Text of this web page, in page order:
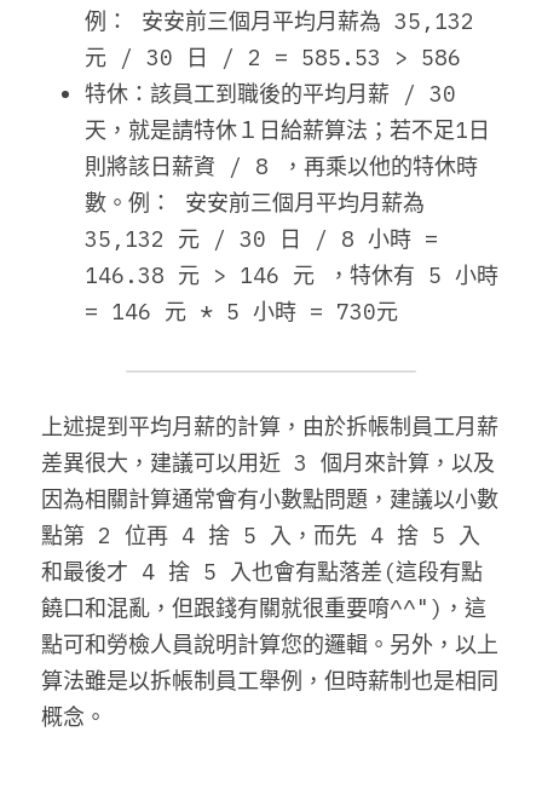
例： 安安前三個月平均月薪為 35,132
元 / 30 日 / 2 = 585.53 > 586
特休： 該員工到職後的平均月薪 / 30
天，就是請特休１日給薪算法；若不足1日
則將該日薪資 / 8 ，再乘以他的特休時
數。 例： 安安前三個月平均月薪為
35,132 元 / 30 日 / 8 小時 =
146.38 元 > 146 元 ，特休有 5 小時
= 146 元 * 5 小時 = 730元
上述提到平均月薪的計算， 由於拆帳制員工月薪
差異很大， 建議可以用近 3 個月來計算，以及
因為相關計算通常會有小數點問題，建議以小數
點第 2 位再 4 捨 5 入，而先 4 捨 5 入
和最後才 4 捨 5 入也會有點落差(這段有點
饒口和混亂，但跟錢有關就很重要唷^^")， 這
點可和勞檢人員說明計算您的邏輯。另外，以上
算法雖是以拆帳制員工舉例，但時薪制也是相同
概念。